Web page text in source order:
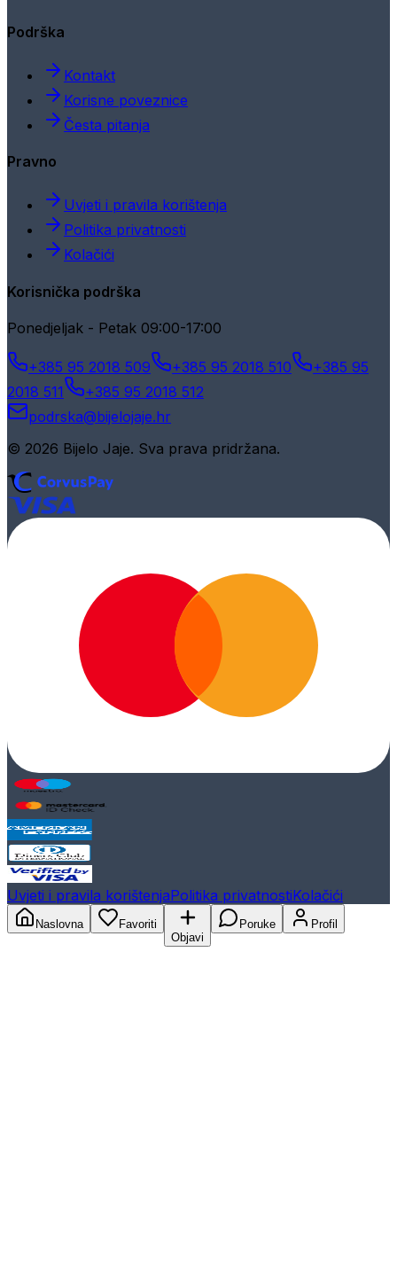
Podrška
Kontakt
Korisne poveznice
Česta pitanja
Pravno
Uvjeti i pravila korištenja
Politika privatnosti
Kolačići
Korisnička podrška
Ponedjeljak - Petak 09:00-17:00
+385 95 2018 509 +385 95 2018 510
+385 95
2018 511
+385 95 2018 512
podrska@bijelojaje.hr
© 2026 Bijelo Jaje. Sva prava pridržana.
Uvjeti i pravila korištenjaPolitika privatnostiKolačići
Naslovna
Favoriti
Objavi
Poruke Profil